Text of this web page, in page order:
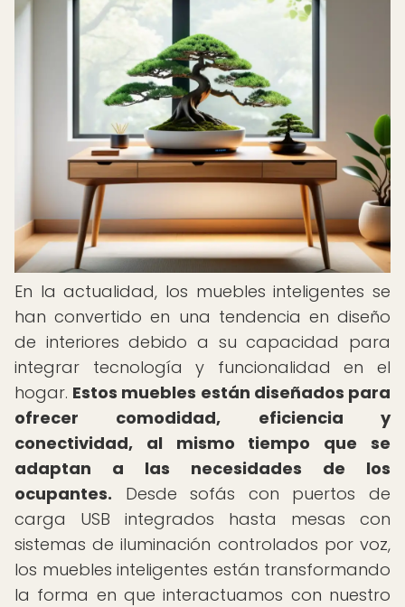
En la actualidad, los muebles inteligentes se
han convertido en una tendencia en diseño
de interiores debido a su capacidad para
integrar tecnología y funcionalidad en el
hogar. Estos muebles están diseñados para
ofrecer comodidad, eficiencia y
conectividad, al mismo tiempo que se
adaptan a las necesidades de los
ocupantes. Desde sofás con puertos de
carga USB integrados hasta mesas con
sistemas de iluminación controlados por voz,
los muebles inteligentes están transformando
la forma en que interactuamos con nuestro